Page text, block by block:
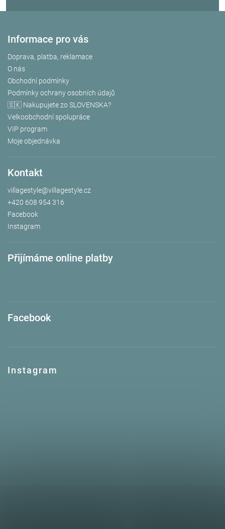
Informace pro vás
Doprava, platba, reklamace
O nás
Obchodní podmínky
Podmínky ochrany osobních údajů
🇸🇰 Nakupujete zo SLOVENSKA?
Velkoobchodní spolupráce
VIP program
Moje objednávka
Kontakt
villagestyle@villagestyle.cz
+420 608 954 316
Facebook
Instagram
Přijímáme online platby
Facebook
Instagram